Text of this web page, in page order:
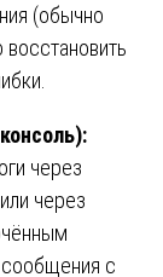
(обычно
через
через
с